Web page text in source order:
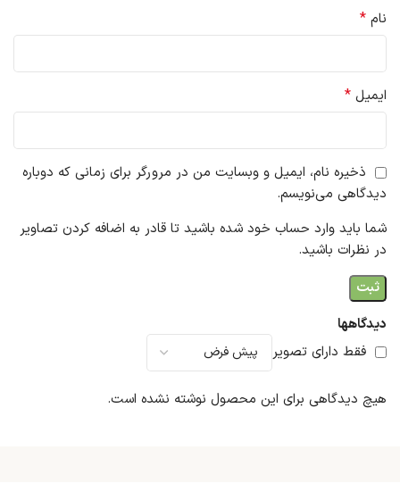
دیدگاهها
فقط دارای تصویر
هیچ دیدگاهی برای این محصول نوشته نشده است.
نام *
ایمیل *
ذخیره نام، ایمیل و وبسایت من در مرورگر برای زمانی که دوباره
دیدگاهی می‌نویسم.
شما باید وارد حساب خود شده باشید تا قادر به اضافه کردن تصاویر
در نظرات باشید.